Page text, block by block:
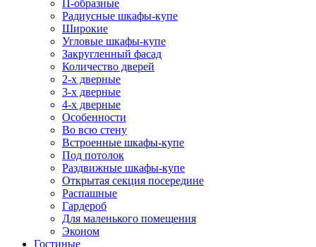
П-образные
Радиусные шкафы-купе
Широкие
Угловые шкафы-купе
Закругленный фасад
Количество дверей
2-х дверные
3-х дверные
4-х дверные
Особенности
Во всю стену
Встроенные шкафы-купе
Под потолок
Раздвижные шкафы-купе
Открытая секция посередине
Распашные
Гардероб
Для маленького помещения
Эконом
Гостиные